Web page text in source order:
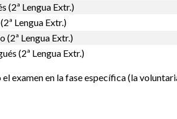
(2ª Lengua Extr.)
Lengua Extr.)
(2ª Lengua Extr.)
(2ª Lengua Extr.)
examen en la fase específica (la